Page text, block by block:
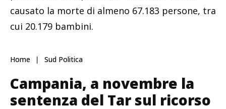
causato la morte di almeno 67.183 persone, tra
cui 20.179 bambini.
Home Sud Politica
Campania, a novembre la
sentenza del Tar sul ricorso